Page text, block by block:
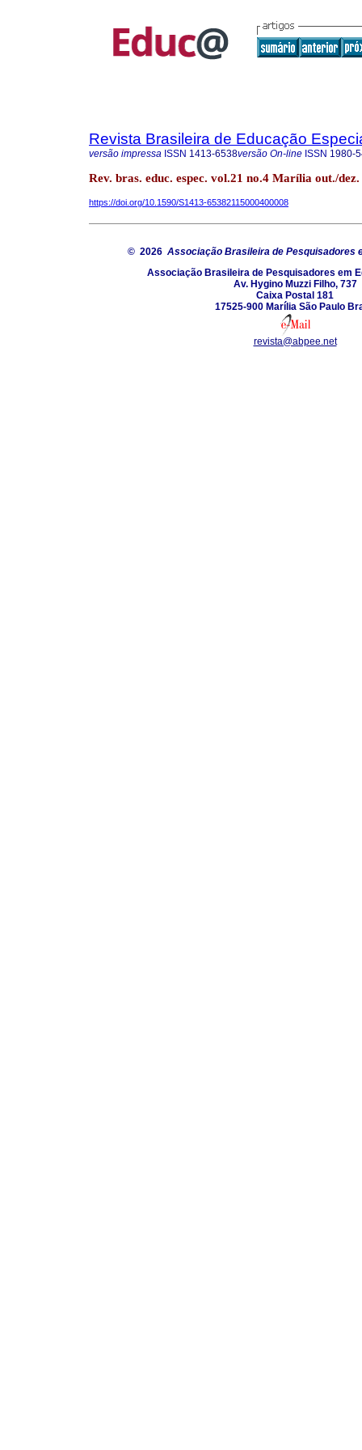
Revista Brasileira de Educação
versão impressa ISSN 1413-6538versão On-line ISSN 1980-
Rev. bras. educ. espec. vol.21 no.4 Marília out./dez.
https://doi.org/10.1590/S1413-65382115000400008
© 2026 Associação Brasileira de Pesquisadores
Associação Brasileira de Pesquisadores em
Av. Hygino Muzzi Filho, 737
Caixa Postal 181
17525-900 Marília São Paulo
revista@abpee.net